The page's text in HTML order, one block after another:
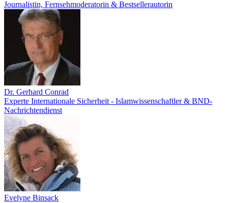
Journalistin, Fernsehmoderatorin & Bestsellerautorin
Dr. Gerhard Conrad
Experte Internationale Sicherheit - Islamwissenschaftler & BND-
Nachrichtendienst
Evelyne Binsack